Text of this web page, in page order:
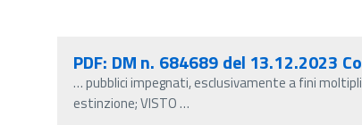
PDF: DM n. 684689 del 13.12.2023
…pubblici impegnati, esclusivamente a fini
estinzione; VISTO…